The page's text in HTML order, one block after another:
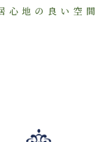
心地の良い空